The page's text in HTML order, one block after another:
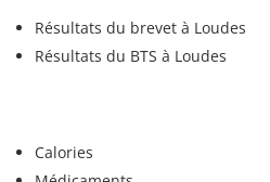
Résultats du brevet à Loudes
Résultats du BTS à Loudes
Calories